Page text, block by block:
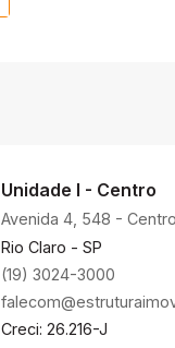
Unidade I - Centro
Avenida 4, 548 -
Rio Claro - SP
(19) 3024-3000
Creci: 26.216-J